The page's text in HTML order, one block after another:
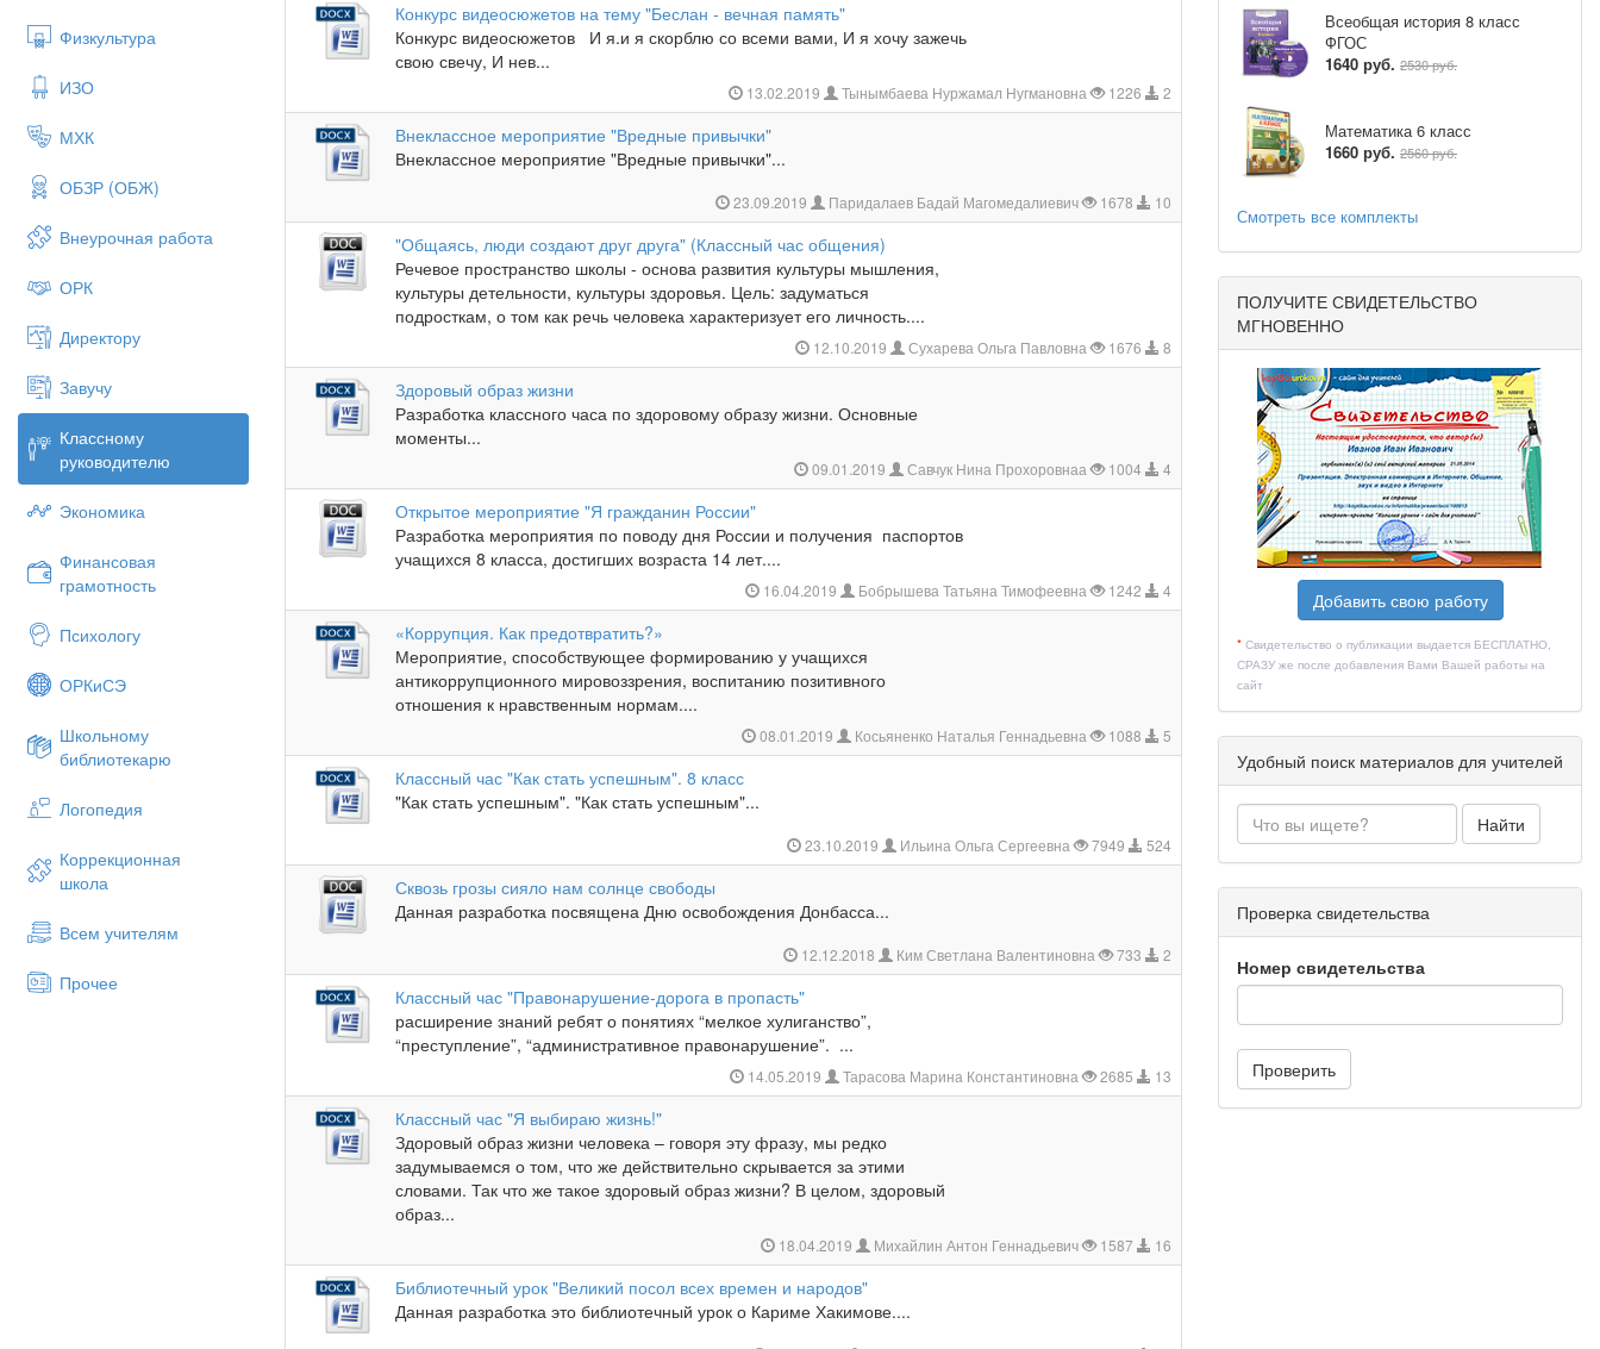
Физкультура
ИЗО
МХК
ОБЗР (ОБЖ)
Внеурочная работа
ОРК
Директору
Завучу
Классному
руководителю
Экономика
Финансовая
грамотность
Психологу
ОРКиСЭ
Школьному
библиотекарю
Логопедия
Коррекционная
школа
Всем учителям
Прочее
Конкурс видеосюжетов на тему "Беслан - вечная память"
Конкурс видеосюжетов И я.и я скорблю со всеми вами, И я хочу зажечь
свою свечу, И нев...
13.02.2019 Тынымбаева Нуржамал Нугмановна 1226 2
Внеклассное мероприятие "Вредные привычки"
Внеклассное мероприятие "Вредные привычки"...
23.09.2019 Паридалаев Бадай Магомедалиевич 1678 10
"Общаясь, люди создают друг друга" (Классный час общения)
Речевое пространство школы - основа развития культуры мышления,
культуры детельности, культуры здоровья. Цель: задуматься
подросткам, о том как речь человека характеризует его личность....
12.10.2019 Сухарева Ольга Павловна 1676 8
Здоровый образ жизни
Разработка классного часа по здоровому образу жизни. Основные
моменты...
09.01.2019 Савчук Нина Прохоровнаа 1004 4
Открытое мероприятие "Я гражданин России"
Разработка мероприятия по поводу дня России и получения паспортов
учащихся 8 класса, достигших возраста 14 лет....
16.04.2019 Бобрышева Татьяна Тимофеевна 1242 4
«Коррупция. Как предотвратить?»
Мероприятие, способствующее формированию у учащихся
антикоррупционного мировоззрения, воспитанию позитивного
отношения к нравственным нормам....
08.01.2019 Косьяненко Наталья Геннадьевна 1088 5
Классный час "Как стать успешным". 8 класс
"Как стать успешным". "Как стать успешным"...
23.10.2019 Ильина Ольга Сергеевна 7949 524
Сквозь грозы сияло нам солнце свободы
Данная разработка посвящена Дню освобождения Донбасса...
12.12.2018 Ким Светлана Валентиновна 733 2
Классный час "Правонарушение-дорога в пропасть"
расширение знаний ребят о понятиях “мелкое хулиганство”,
“преступление”, “административное правонарушение”. ...
14.05.2019 Тарасова Марина Константиновна 2685 13
Классный час "Я выбираю жизнь!"
Здоровый образ жизни человека – говоря эту фразу, мы редко
задумываемся о том, что же действительно скрывается за этими
словами. Так что же такое здоровый образ жизни? В целом, здоровый
образ...
18.04.2019 Михайлин Антон Геннадьевич 1587 16
Библиотечный урок "Великий посол всех времен и народов"
Данная разработка это библиотечный урок о Кариме Хакимове....
Всеобщая история 8 класс
ФГОС
1640 руб. 2530 руб.
Математика 6 класс
1660 руб. 2560 руб.
Смотреть все комплекты
ПОЛУЧИТЕ СВИДЕТЕЛЬСТВО
МГНОВЕННО
Добавить свою работу
* Свидетельство о публикации выдается БЕСПЛАТНО,
СРАЗУ же после добавления Вами Вашей работы на
сайт
Удобный поиск материалов для учителей
Найти
Проверка свидетельства
Номер свидетельства
Проверить